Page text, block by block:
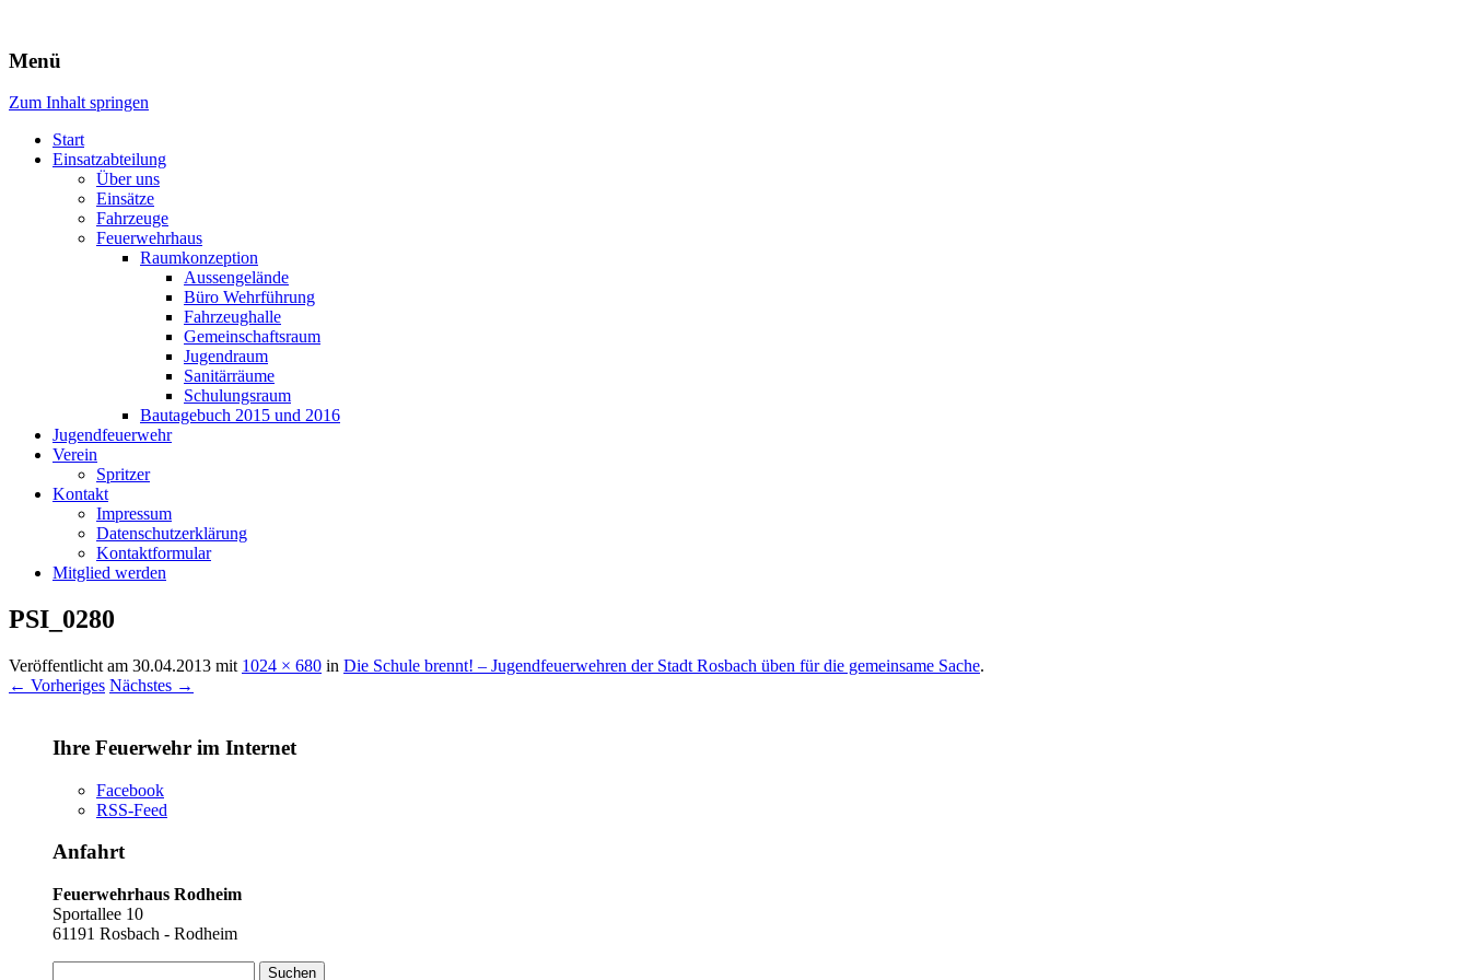
Freiwillige Feuerwehr Rodheim v.d.H.
Menü
Zum Inhalt springen
Start
Einsatzabteilung
Über uns
Einsätze
Fahrzeuge
Feuerwehrhaus
Raumkonzeption
Aussengelände
Büro Wehrführung
Fahrzeughalle
Gemeinschaftsraum
Jugendraum
Sanitärräume
Schulungsraum
Bautagebuch 2015 und 2016
Jugendfeuerwehr
Verein
Spritzer
Kontakt
Impressum
Datenschutzerklärung
Kontaktformular
Mitglied werden
PSI_0280
Veröffentlicht am 30.04.2013 mit 1024 × 680 in Die Schule brennt! – Jugendfeuerwehren der Stadt Rosbach üben für die gemeinsame Sache.
← Vorheriges Nächstes →
Ihre Feuerwehr im Internet
Facebook
RSS-Feed
Anfahrt
Feuerwehrhaus Rodheim
Sportallee 10
61191 Rosbach - Rodheim